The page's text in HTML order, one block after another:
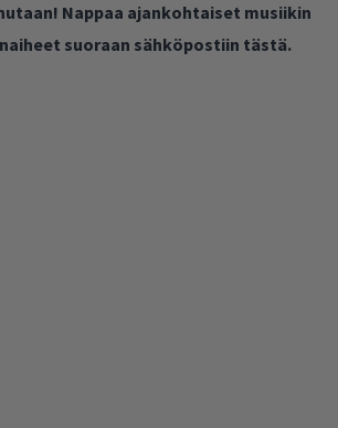
Nappaa ajankohtaiset musiikin
suoraan sähköpostiin tästä.